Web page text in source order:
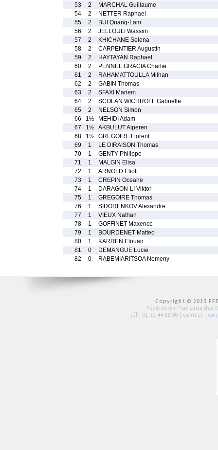
53
2
MARCHAL Guillaume
54
2
NETTER Raphael
55
2
BUI Quang-Lam
56
2
JELLOULI Wassim
57
2
KHICHANE Selena
58
2
CARPENTIER Augustin
59
2
HAYTAYAN Raphael
60
2
PENNEL GRACIA Charlie
61
2
RAHAMATTOULLA Milhan
62
2
GABIN Thomas
63
2
SFAXI Mariem
64
2
SCOLAN WICHROFF Gabrielle
65
2
NELSON Simon
66
1½
MEHIDI Adam
67
1½
AKBULUT Alperen
68
1½
GREGOIRE Florent
69
1
LE DIRAISON Thomas
70
1
GENTY Philippe
71
1
MALGIN Elisa
72
1
ARNOLD Eliott
73
1
CREPIN Oceane
74
1
DARAGON-LI Viktor
75
1
GREGOIRE Thomas
76
1
SIDORENKOV Alexandre
77
1
VIEUX Nathan
78
1
GOFFINET Maxence
79
1
BOURDENET Matteo
80
1
KARREN Elouan
81
0
DEMANGUE Lucie
82
0 RABEMIARITSOA Nomeny
Copyright © 2015
Fédération Française des
tél : 01 39 44 65 80 | contact :